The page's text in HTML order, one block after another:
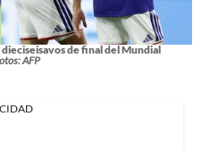
de final del Mundial
AFP